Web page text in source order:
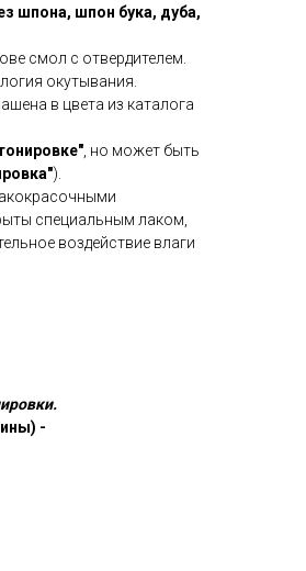
шпона, шпон бука, дуба,
смол с отвердителем.
окутывания.
в цвета из каталога
, но может быть
).
специальным лаком,
воздействие влаги
-